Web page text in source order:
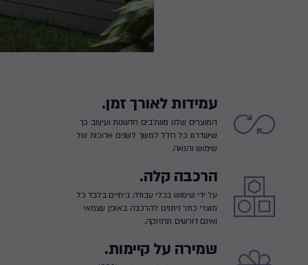
עמידות לאורך זמן.
המוצרים שלנו משלבים חדשנות ועיצוב כך
שישדרגו כל חלל למשך לשנים ארוכות של
שימוש והנאה.
הרכבה קלה.
על ידי שימוש בכלי עבודה ביתיים בלבד כל
מוצרי כתר ניתנים להרכבה באופן עצמאי
ואינם דורשים תחזוקה.
שמירה על קיימות.